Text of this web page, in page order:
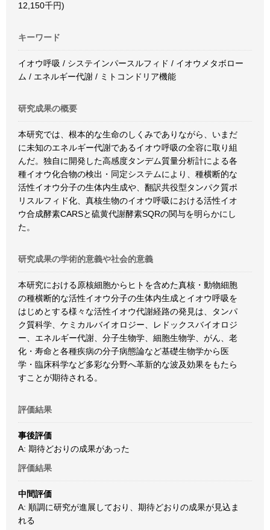
12,150千円)
キーワード
イオウ呼吸 / システインパースルフィド / イオウメタボロー
ム / エネルギー代謝 / ミトコンドリア機能
研究成果の概要
本研究では、根本的な生命のしくみでありながら、いまだ
に未知のエネルギー代謝であるイオウ呼吸の全容に取り組
んだ。独自に開発した高感度タンデム質量分析計による各
種イオウ化合物の検出・同定システムにより、種横断的な
活性イオウ分子の生体内生成や、翻訳共役型タンパク質ポ
リスルフィド化、真核生物のイオウ呼吸における活性イオ
ウ合成酵素CARSと硫黄代謝酵素SQRの関与を明らかにし
た。
研究成果の学術的意義や社会的意義
本研究における原核細胞からヒトを含めた真核・動物細胞
の種横断的な活性イオウ分子の生体内生成とイオウ呼吸を
はじめとする様々な活性イオウ代謝経路の発見は、タンパ
ク質科学、ケミカルバイオロジー、レドックスバイオロジ
ー、エネルギー代謝、分子生物学、細胞生物学、がん、老
化・寿命と各種疾病の分子病態論など基礎生物学から医
学・臨床科学など多彩な分野へ革新的な波及効果をもたら
すことが期待される。
評価結果
事後評価
A: 期待どおりの成果があった
評価結果
中間評価
A: 順調に研究が進展しており、期待どおりの成果が見込ま
れる